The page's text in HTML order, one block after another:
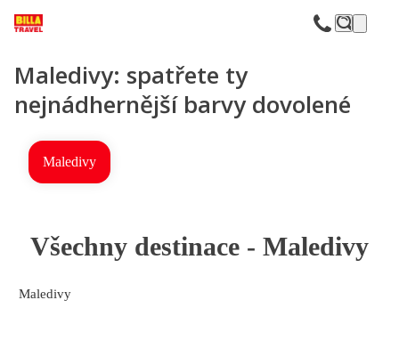
Maledivy: spatřete ty
nejnádhernější barvy dovolené
Maledivy
Všechny destinace - Maledivy
Maledivy